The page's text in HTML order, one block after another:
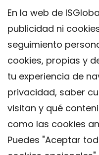
En la web de
publicidad ni
seguimiento
cookies, propias y
tu experiencia de
privacidad, saber
visitan y qué
como las cookies
Puedes "Aceptar